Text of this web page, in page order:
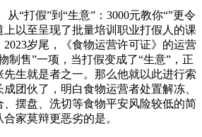
“打假”到“生意”：3000元教你“”更令
上以至呈现了批量培训职业打假人的课
岁尾，《食物运营许可证》的运营
制售”一项，当打假变成了“生意”，正
生就是者之一。那么他就以此进行索
团伙了，明白食物运营者处置解冻、
摆盘、洗切等食物平安风险较低的简
家莫辩更恶劣的是。